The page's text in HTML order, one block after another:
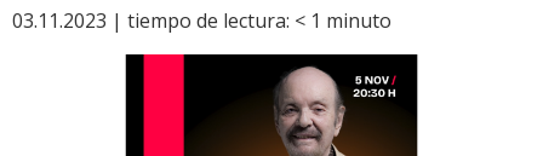
03.11.2023 | tiempo de lectura: < 1 minuto